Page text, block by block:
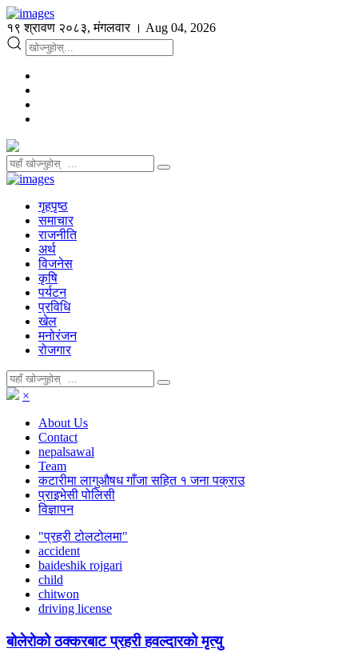
१९ श्रावण २०८३, मंगलवार । Aug 04, 2026
गृहपृष्ठ
समाचार
राजनीति
अर्थ
विजनेस
कृषि
पर्यटन
प्रविधि
खेल
मनोरंजन
रोजगार
×
About Us
Contact
nepalsawal
Team
कटारीमा लागुऔषध गाँजा सहित १ जना पक्राउ
प्राइभेसी पोलिसी
विज्ञापन
"प्रहरी टोलटोलमा"
accident
baideshik rojgari
child
chitwon
driving license
बोलेरोको ठक्करबाट प्रहरी हवल्दारको मृत्यु